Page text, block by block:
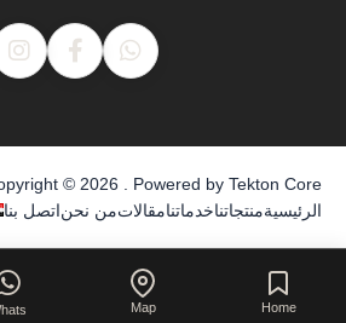
© 2026 . Powered by Tekton Core
الرئيسيةمنتجاتناخدماتنامقالاتمن نحناتصل بنا
Home
Map